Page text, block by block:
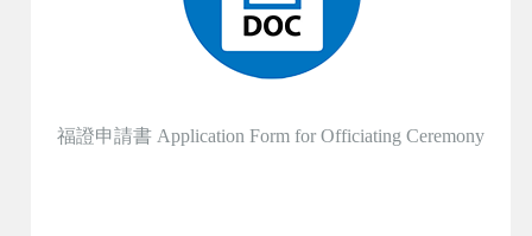
福證申請書 Application Form for Officiating Ceremony